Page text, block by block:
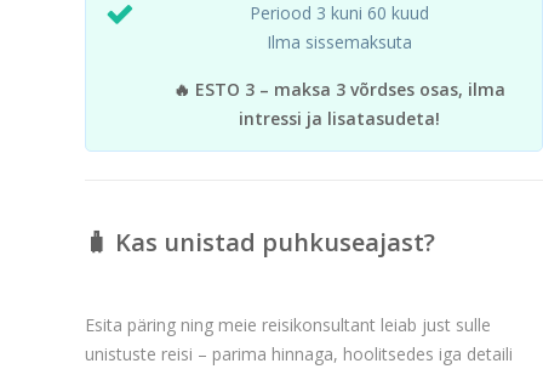
Periood 3 kuni 60 kuud
Ilma sissemaksuta
🔥 ESTO 3 – maksa 3 võrdses osas, ilma
intressi ja lisatasudeta!
🧳 Kas unistad puhkuseajast?
Esita päring ning meie reisikonsultant leiab just sulle
unistuste reisi – parima hinnaga, hoolitsedes iga detaili